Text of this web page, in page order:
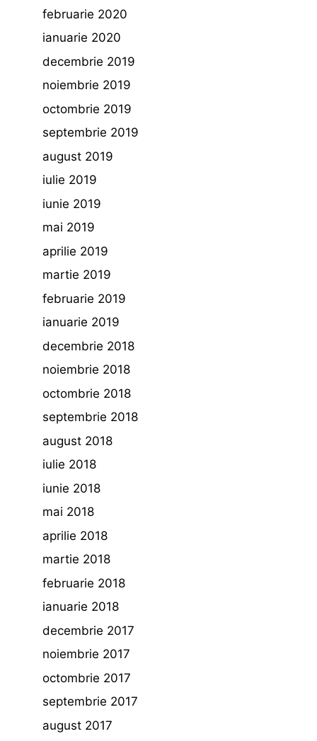
februarie 2020
ianuarie 2020
decembrie 2019
noiembrie 2019
octombrie 2019
septembrie 2019
august 2019
iulie 2019
iunie 2019
mai 2019
aprilie 2019
martie 2019
februarie 2019
ianuarie 2019
decembrie 2018
noiembrie 2018
octombrie 2018
septembrie 2018
august 2018
iulie 2018
iunie 2018
mai 2018
aprilie 2018
martie 2018
februarie 2018
ianuarie 2018
decembrie 2017
noiembrie 2017
octombrie 2017
septembrie 2017
august 2017